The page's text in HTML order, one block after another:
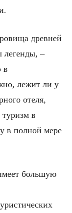
древней
легенды, –
в
лежит ли у
отеля,
туризм в
в полной мере
большую